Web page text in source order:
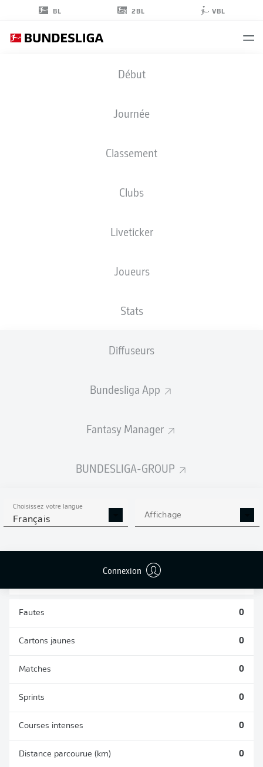
BL 2BL VBL
Début
Journée
Classement
Clubs
Liveticker
Joueurs
Stats
Diffuseurs
Bundesliga App
Fantasy Manager
BUNDESLIGA-GROUP
Choisissez votre langue
Français Affichage
Connexion
STATS DE LA SAISON
2026/2027
0 0
Fautes 0
Cartons jaunes 0
Matches 0
Sprints 0
Courses intenses 0
Distance parcourue (km) 0